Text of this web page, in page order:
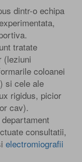
dintr-o echipa
tratate
(leziuni
coloanei
) si cele ale
rigidus, picior
cav).
consultatii,
electromiografii